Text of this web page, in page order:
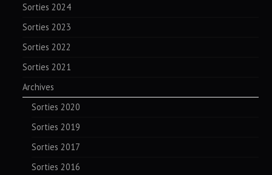
Sorties 2024
Sorties 2023
Sorties 2022
Sorties 2021
Archives
Sorties 2020
Sorties 2019
Sorties 2017
Sorties 2016